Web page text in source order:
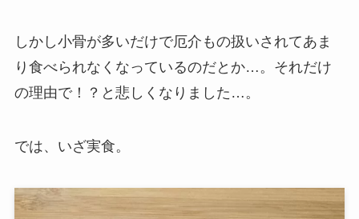
しかし小骨が多いだけで厄介もの扱いされてあま
り食べられなくなっているのだとか…。それだけ
の理由で！？と悲しくなりました…。
では、いざ実食。